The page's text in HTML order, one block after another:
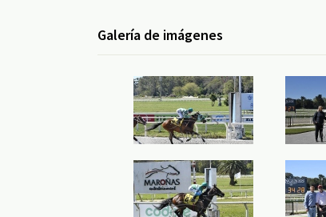
Galería de imágenes